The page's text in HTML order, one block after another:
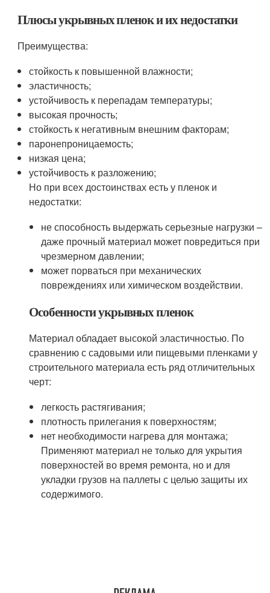
Плюсы укрывных пленок и их недостатки
Преимущества:
стойкость к повышенной влажности;
эластичность;
устойчивость к перепадам температуры;
высокая прочность;
стойкость к негативным внешним факторам;
паронепроницаемость;
низкая цена;
устойчивость к разложению;
Но при всех достоинствах есть у пленок и
недостатки:
не способность выдержать серьезные нагрузки –
даже прочный материал может повредиться при
чрезмерном давлении;
может порваться при механических
повреждениях или химическом воздействии.
Особенности укрывных пленок
Материал обладает высокой эластичностью. По
сравнению с садовыми или пищевыми пленками у
строительного материала есть ряд отличительных
черт:
легкость растягивания;
плотность прилегания к поверхностям;
нет необходимости нагрева для монтажа;
Применяют материал не только для укрытия
поверхностей во время ремонта, но и для
укладки грузов на паллеты с целью защиты их
содержимого.